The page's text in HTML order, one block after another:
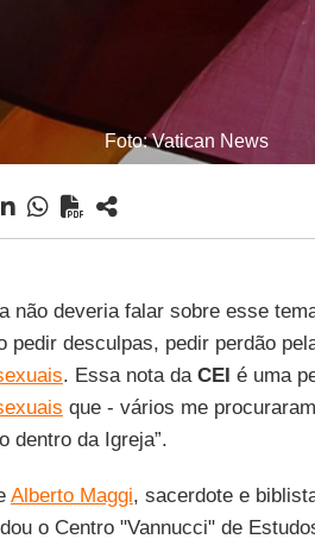
Foto: Vatican News
não deveria falar sobre esse
pedir desculpas, pedir perdão
. Essa nota da CEI é uma
que - vários me
dentro da Igreja”.
Alberto Maggi, sacerdote e
o Centro "Vannucci" de